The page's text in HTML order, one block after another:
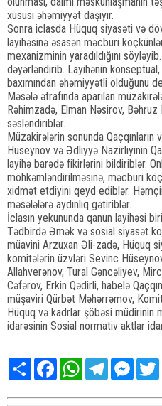
xüsusi əhəmiyyət daşıyır.
Sonra iclasda Hüquq siyasəti və
layihəsinə əsasən məcburi
mexanizminin yaradıldığını
dəyərləndirib. Layihənin
baxımından əhəmiyyətli olduğunu
Məsələ ətrafında aparılan
Rəhimzadə, Elman Nəsirov,
səsləndiriblər.
Müzakirələrin sonunda
Hüseynov və Ədliyyə Nazirliyinin
layihə barədə fikirlərini bildiriblər.
möhkəmləndirilməsinə, məcburi
xidmət etdiyini qeyd ediblər.
məsələlərə aydınlıq gətiriblər.
İclasın yekununda qanun layihəsi
Tədbirdə Əmək və sosial siyasət
müavini Arzuxan Əli-zadə, Hüquq
komitələrin üzvləri Sevinc
Allahverənov, Tural Gəncəliyev,
Cəfərov, Erkin Qədirli, habelə
müşaviri Qürbət Məhərrəmov,
Hüquq və kadrlar şöbəsi müdirinin
idarəsinin Sosial normativ aktlar
Share FacebookWhatsAppTelegram